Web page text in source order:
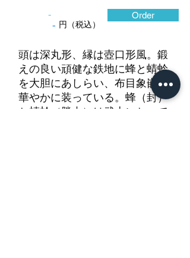
-
- 円（税込）
Order
頭は深丸形、縁は壺口形風。鍛
えの良い頑健な鉄地に蜂と蜻蛉
を大胆にあしらい、布目象嵌で
華やかに装っている。蜂（封）
と蜻蛉（勝虫）は武士にとって